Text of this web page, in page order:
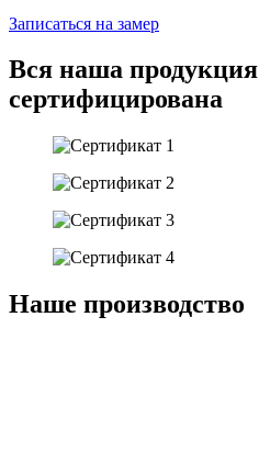
Записаться на замер
Вся наша продукция
сертифицирована
Наше производство